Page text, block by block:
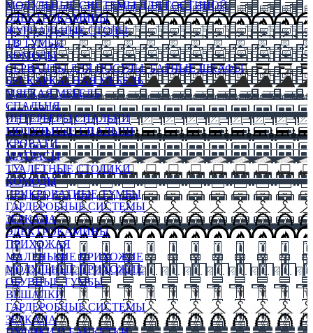
МОДУЛЬНЫЕ СИСТЕМЫ ДЛЯ ГОСТИНОЙ
ЭЛЕКТРОКАМИНЫ
ЖУРНАЛЬНЫЕ СТОЛЫ
ТВ ТУМБЫ
КОМОДЫ
СЕРВАНТЫ ДЛЯ ПОСУДЫ, БАРНЫЕ ШКАФЫ
БЕСКАРКАСНАЯ МЕБЕЛЬ
МЯГКАЯ МЕБЕЛЬ
СПАЛЬНЯ
ИНТЕРЬЕРЫ СПАЛЬНИ
МОДУЛЬНЫЕ СПАЛЬНИ
КРОВАТИ
МАТРАСЫ
ТУАЛЕТНЫЕ СТОЛИКИ
КОМОДЫ
ПРИКРОВАТНЫЕ ТУМБЫ
ГАРДЕРОБНЫЕ СИСТЕМЫ
ЗЕРКАЛА
ЭЛЕКТРОКАМИНЫ
ПРИХОЖАЯ
МАЛЕНЬКИЕ ПРИХОЖИЕ
МОДУЛЬНЫЕ ПРИХОЖИЕ
ОБУВНЫЕ ТУМБЫ
ВЕШАЛКИ
ГАРДЕРОБНЫЕ СИСТЕМЫ
ЗЕРКАЛА